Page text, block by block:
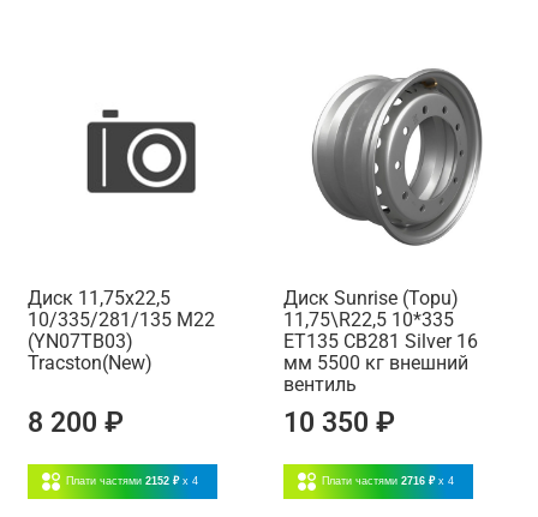
Диск 11,75x22,5
10/335/281/135 M22
(YN07TB03)
Tracston(New)
8 200 ₽
Плати частями 2152 ₽ x 4
Диск Sunrise (Topu)
11,75\R22,5 10*335
ET135 CB281 Silver 16
мм 5500 кг внешний
вентиль
10 350 ₽
Плати частями 2716 ₽ x 4